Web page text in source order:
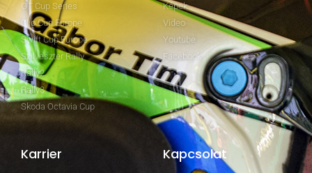
GT Cup Series
Clio Cup Europe
Swift Cup Europe
Szilveszter Rally
Rally2
Rally3
Skoda Octavia Cup
Képek
Video
Youtube
Facebook
Karrier Kapcsolat